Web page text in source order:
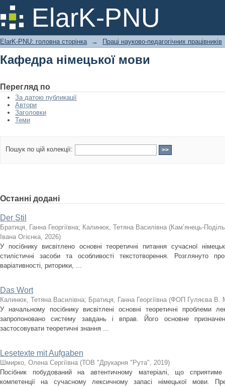
ElarK-PNU
Кафедра німецької мови
ElarK-PNU: головна сторінка → Праці науково-педагогічних працівників
Кафедра німецької мови
Перегляд по
За датою публикації
Автори
Заголовки
Теми
Пошук по цій колекції:
Останні додані
Der Stil
Братиця, Ганна Георгіївна; Калинюк, Тетяна Василівна (Кам’янець-
Івана Огієнка, 2026)
У посібнику висвітлено основні теоретичні питання сучасної
стилістичні засоби та особливості текстотворення. Розглянуто
варіативності, риторики, ...
Das Wort
Калинюк, Тетяна Василівна; Братиця, Ганна Георгіївна (ФОП Гуляєва В.
У начальному посібнику висвітлені основні теоретичні проблеми
запропоновано систему завдань і вправ. Його основне
застосовувати теоретичні знання ...
Lesetexte mit Aufgaben
Шмирко, Олена Сергіївна (ТОВ "Друкарня "Рута", 2019)
Посібник побудований на автентичному матеріалі, що
компетенції на сучасному лексичному запасі німецької мови.